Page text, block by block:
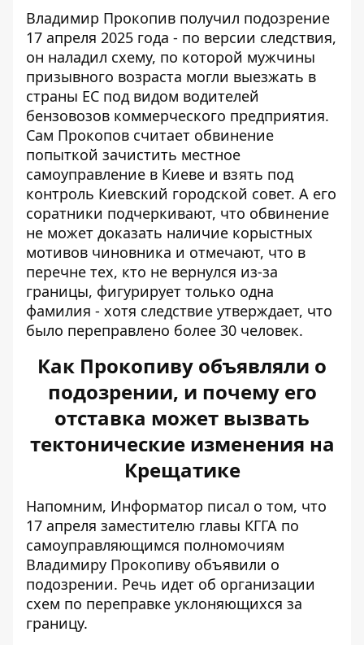
Владимир Прокопив получил подозрение
17 апреля 2025 года - по версии следствия,
он наладил схему, по которой мужчины
призывного возраста могли выезжать в
страны ЕС под видом водителей
бензовозов коммерческого предприятия.
Сам Прокопов считает обвинение
попыткой зачистить местное
самоуправление в Киеве и взять под
контроль Киевский городской совет. А его
соратники подчеркивают, что обвинение
не может доказать наличие корыстных
мотивов чиновника и отмечают, что в
перечне тех, кто не вернулся из-за
границы, фигурирует только одна
фамилия - хотя следствие утверждает, что
было переправлено более 30 человек.
Как Прокопиву объявляли о
подозрении, и почему его
отставка может вызвать
тектонические изменения на
Крещатике
Напомним, Информатор писал о том, что
17 апреля заместителю главы КГГА по
самоуправляющимся полномочиям
Владимиру Прокопиву объявили о
подозрении. Речь идет об организации
схем по переправке уклоняющихся за
границу.